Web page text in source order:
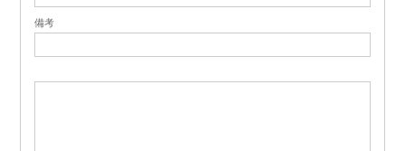
備考